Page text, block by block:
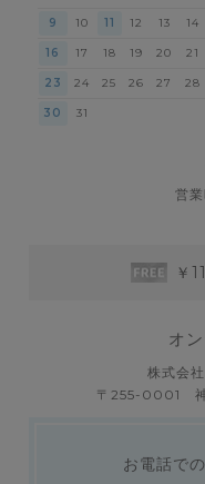
9 10 11 12 13 14
16 17 18 19 20 21
23 24 25 26 27 28
30 31
営
￥
オ
株式会
〒255-0001 神
お電話で